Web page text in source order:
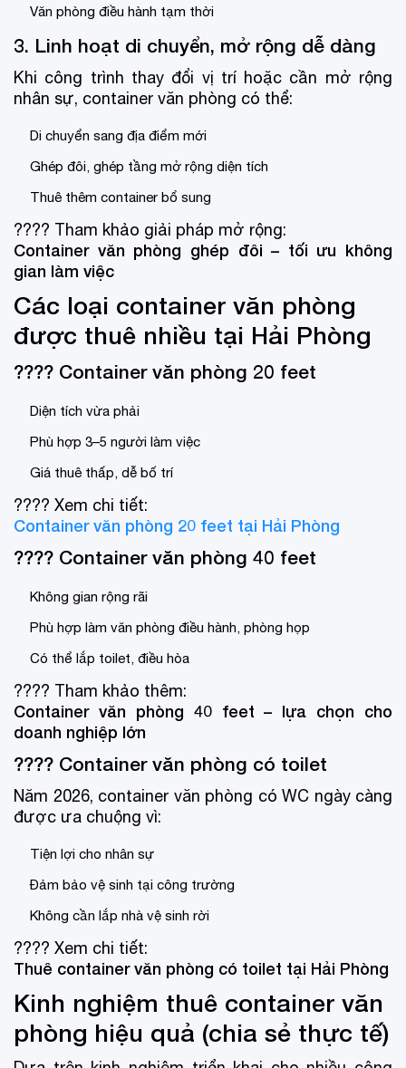
Văn phòng điều hành tạm thời
3. Linh hoạt di chuyển, mở rộng dễ dàng
Khi công trình thay đổi vị trí hoặc cần mở rộng
nhân sự, container văn phòng có thể:
Di chuyển sang địa điểm mới
Ghép đôi, ghép tầng mở rộng diện tích
Thuê thêm container bổ sung
???? Tham khảo giải pháp mở rộng:
Container văn phòng ghép đôi – tối ưu không
gian làm việc
Các loại container văn phòng
được thuê nhiều tại Hải Phòng
???? Container văn phòng 20 feet
Diện tích vừa phải
Phù hợp 3–5 người làm việc
Giá thuê thấp, dễ bố trí
???? Xem chi tiết:
Container văn phòng 20 feet tại Hải Phòng
???? Container văn phòng 40 feet
Không gian rộng rãi
Phù hợp làm văn phòng điều hành, phòng họp
Có thể lắp toilet, điều hòa
???? Tham khảo thêm:
Container văn phòng 40 feet – lựa chọn cho
doanh nghiệp lớn
???? Container văn phòng có toilet
Năm 2026, container văn phòng có WC ngày càng
được ưa chuộng vì:
Tiện lợi cho nhân sự
Đảm bảo vệ sinh tại công trường
Không cần lắp nhà vệ sinh rời
???? Xem chi tiết:
Thuê container văn phòng có toilet tại Hải Phòng
Kinh nghiệm thuê container văn
phòng hiệu quả (chia sẻ thực tế)